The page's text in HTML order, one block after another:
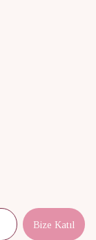
Bize Katıl